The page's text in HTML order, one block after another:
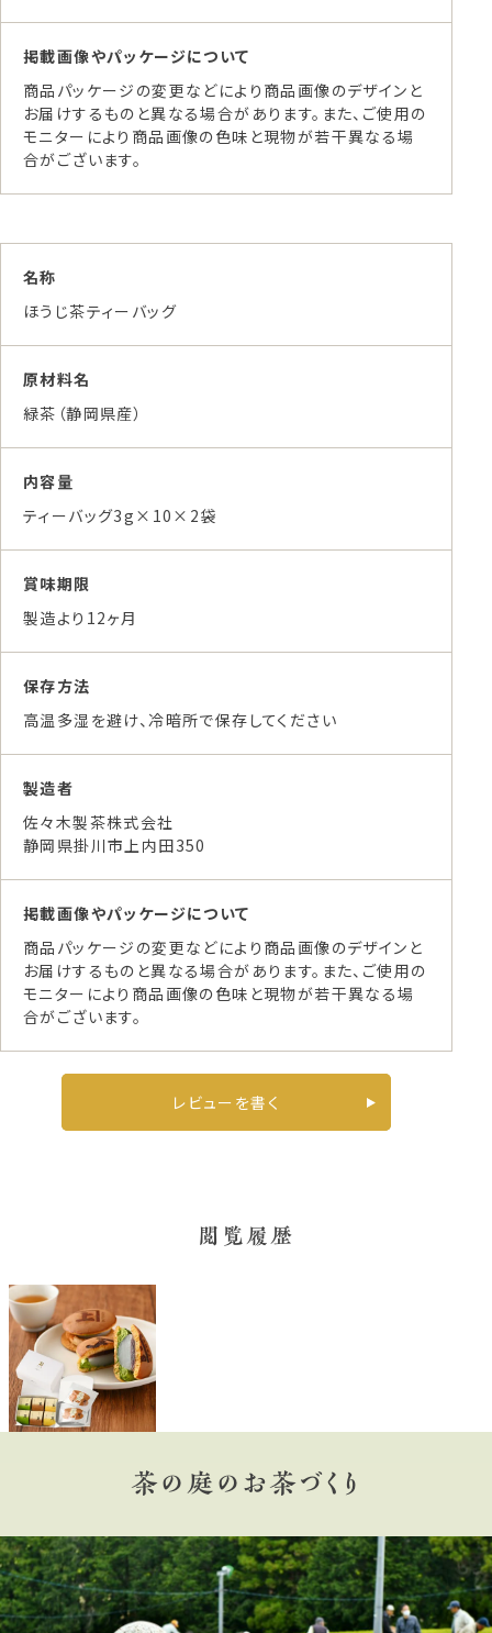
掲載画像やパッケージについて
商品パッケージの変更などにより商品画像のデザインと
お届けするものと異なる場合があります。また、ご使用の
モニターにより商品画像の色味と現物が若干異なる場
合がございます。
名称
ほうじ茶ティーバッグ
原材料名
緑茶（静岡県産）
内容量
ティーバッグ3g×10×2袋
賞味期限
製造より12ヶ月
保存方法
高温多湿を避け、冷暗所で保存してください
製造者
佐々木製茶株式会社
静岡県掛川市上内田350
掲載画像やパッケージについて
商品パッケージの変更などにより商品画像のデザインと
お届けするものと異なる場合があります。また、ご使用の
モニターにより商品画像の色味と現物が若干異なる場
合がございます。
レビューを書く
閲覧履歴
茶の庭のお茶づくり